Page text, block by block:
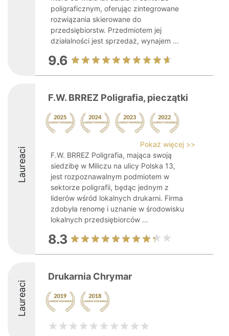
poligraficznym, oferując zintegrowane
rozwiązania skierowane do
przedsiębiorstw. Przedmiotem jej
działalności jest sprzedaż, wynajem ...
9.6
Laureaci
F.W. BRREZ Poligrafia, pieczątki
Pokaż więcej >>
F.W. BRREZ Poligrafia, mająca swoją
siedzibę w Miliczu na ulicy Polska 13,
jest rozpoznawalnym podmiotem w
sektorze poligrafii, będąc jednym z
liderów wśród lokalnych drukarni. Firma
zdobyła renomę i uznanie w środowisku
lokalnych przedsiębiorców ...
8.3
Laureaci
Drukarnia Chrymar